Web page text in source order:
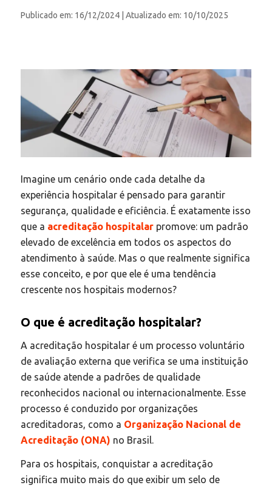
Publicado em: 16/12/2024 | Atualizado em: 10/10/2025
Imagine um cenário onde cada detalhe da
experiência hospitalar é pensado para garantir
segurança, qualidade e eficiência. É exatamente isso
que a acreditação hospitalarpromove: um padrão
elevado de excelência em todos os aspectos do
atendimento à saúde. Mas o que realmente significa
esse conceito, e por que ele é uma tendência
crescente nos hospitais modernos?
O que é acreditação hospitalar?
A acreditação hospitalar é um processo voluntário
de avaliação externa que verifica se uma instituição
de saúde atende a padrões de qualidade
reconhecidos nacional ou internacionalmente. Esse
processo é conduzido por organizações
acreditadoras, como a Organização Nacional de
Acreditação (ONA) no Brasil.
Para os hospitais, conquistar a acreditação
significa muito mais do que exibir um selo de